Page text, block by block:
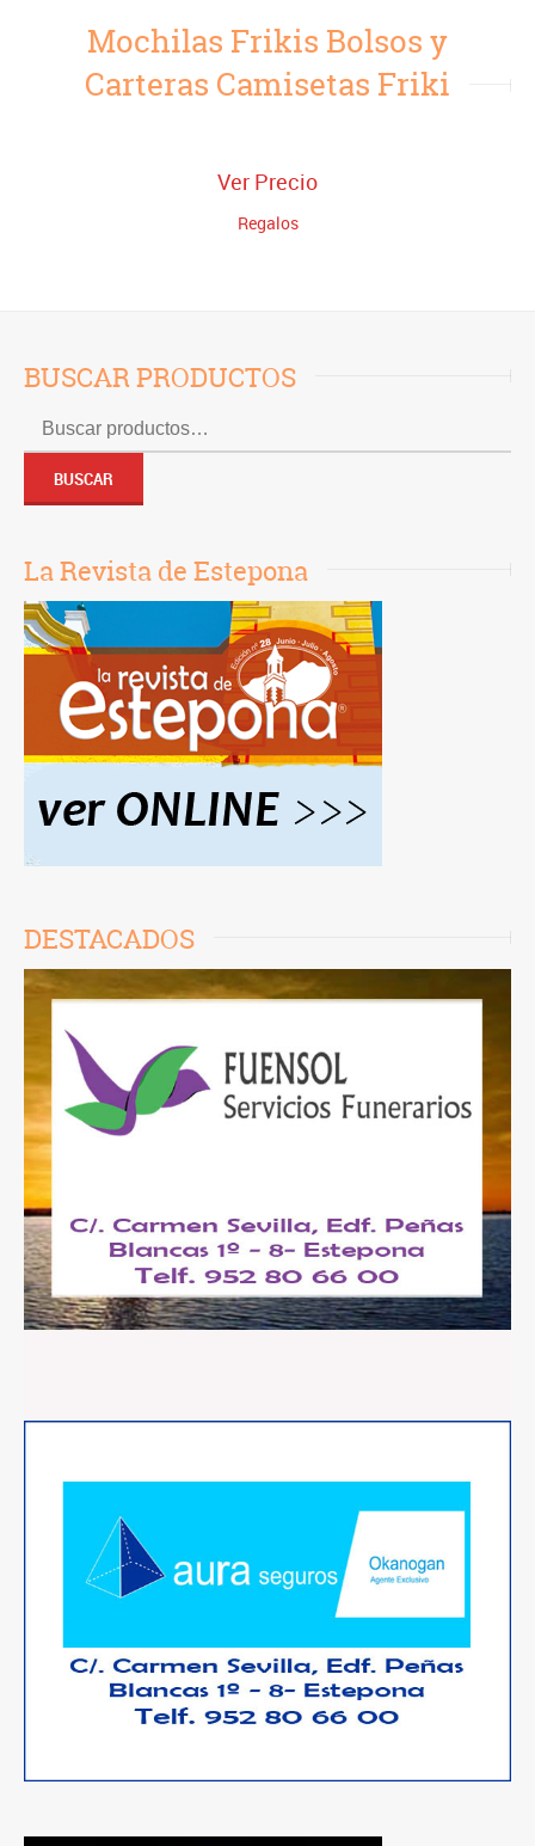
Mochilas Frikis Bolsos y
Carteras Camisetas Friki
Ver Precio
Regalos
BUSCAR PRODUCTOS
Buscar
por:
BUSCAR
La Revista de Estepona
DESTACADOS